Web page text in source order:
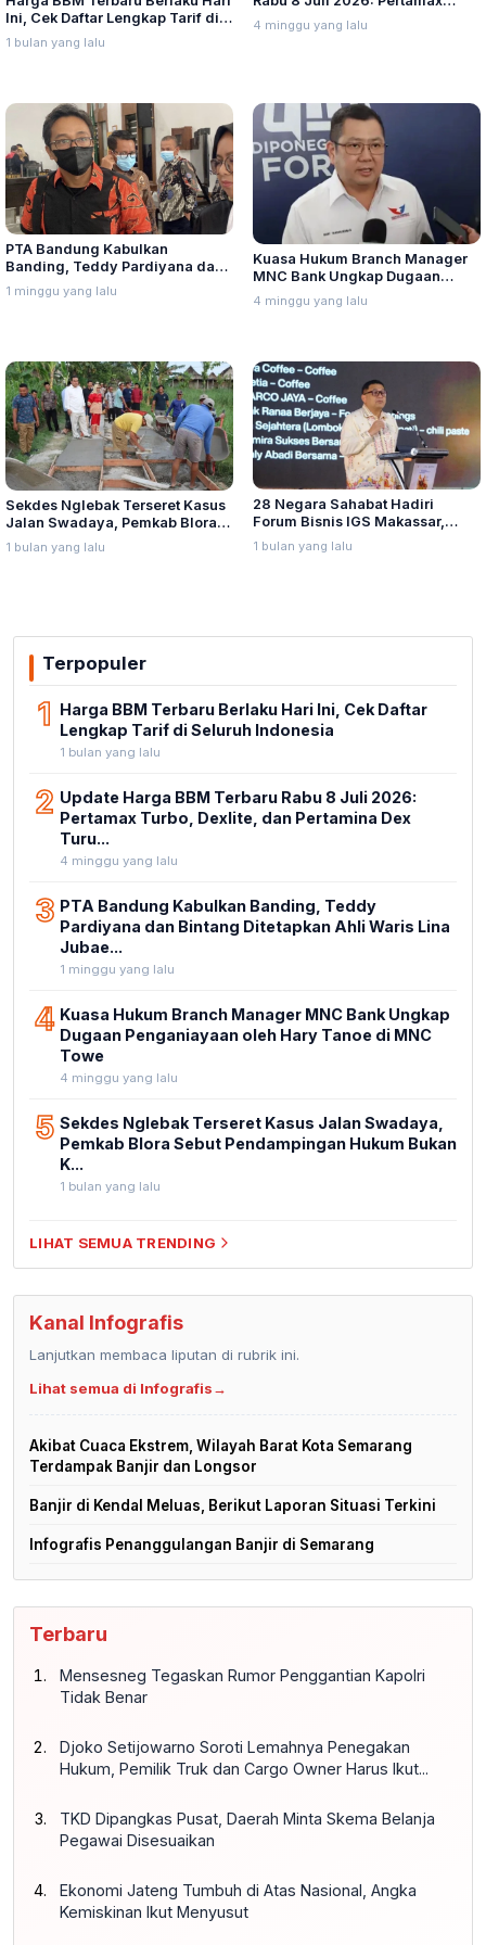
Ini, Cek Daftar Lengkap Tarif di
Seluruh Indonesia
1 bulan yang lalu
Turbo, Dexlite, dan Pertamina
Dex Turun
4 minggu yang lalu
PTA Bandung Kabulkan
Banding, Teddy Pardiyana dan
Bintang Ditetapkan Ahli Waris
Lina Jubaedah
1 minggu yang lalu
Kuasa Hukum Branch Manager
MNC Bank Ungkap Dugaan
Penganiayaan oleh Hary Tanoe
di MNC Towe
4 minggu yang lalu
Sekdes Nglebak Terseret Kasus
Jalan Swadaya, Pemkab Blora
Sebut Pendampingan Hukum
Bukan Kewenangannya
1 bulan yang lalu
28 Negara Sahabat Hadiri
Forum Bisnis IGS Makassar,
Munafri Tawarkan Investasi
Stadion Untia
1 bulan yang lalu
Terpopuler
1 Harga BBM Terbaru Berlaku Hari Ini, Cek Daftar
Lengkap Tarif di Seluruh Indonesia
1 bulan yang lalu
2 Update Harga BBM Terbaru Rabu 8 Juli 2026:
Pertamax Turbo, Dexlite, dan Pertamina Dex
Turu...
4 minggu yang lalu
3 PTA Bandung Kabulkan Banding, Teddy
Pardiyana dan Bintang Ditetapkan Ahli Waris Lina
Jubae...
1 minggu yang lalu
4 Kuasa Hukum Branch Manager MNC Bank Ungkap
Dugaan Penganiayaan oleh Hary Tanoe di MNC
Towe
4 minggu yang lalu
5 Sekdes Nglebak Terseret Kasus Jalan Swadaya,
Pemkab Blora Sebut Pendampingan Hukum Bukan
K...
1 bulan yang lalu
LIHAT SEMUA TRENDING
Kanal Infografis
Lanjutkan membaca liputan di rubrik ini.
Lihat semua di Infografis→
Akibat Cuaca Ekstrem, Wilayah Barat Kota Semarang
Terdampak Banjir dan Longsor
Banjir di Kendal Meluas, Berikut Laporan Situasi Terkini
Infografis Penanggulangan Banjir di Semarang
Terbaru
Mensesneg Tegaskan Rumor Penggantian Kapolri
Tidak Benar
Djoko Setijowarno Soroti Lemahnya Penegakan
Hukum, Pemilik Truk dan Cargo Owner Harus Ikut...
TKD Dipangkas Pusat, Daerah Minta Skema Belanja
Pegawai Disesuaikan
Ekonomi Jateng Tumbuh di Atas Nasional, Angka
Kemiskinan Ikut Menyusut